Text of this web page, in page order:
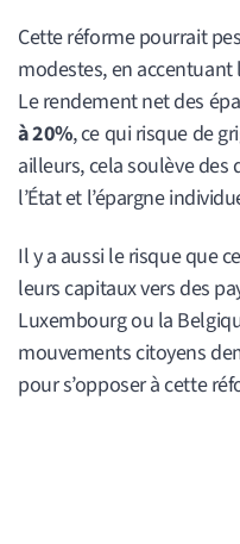
Cette réforme pourrait
modestes, en
Le rendement net des
à 20%, ce qui risque de
ailleurs, cela soulève
l’État et l’épargne
Il y a aussi le risque que
leurs capitaux vers des
Luxembourg ou la
mouvements citoyens
pour s’opposer à cette